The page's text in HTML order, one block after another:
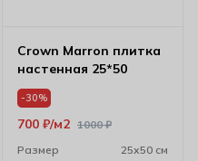
Crown Marron плитка
настенная 25*50
-30%
1000₽
700 ₽ м2
Размер
25х50 см